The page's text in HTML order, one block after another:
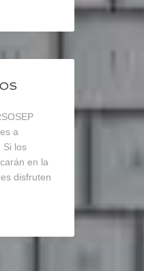
a
. Si los
en la
disfruten